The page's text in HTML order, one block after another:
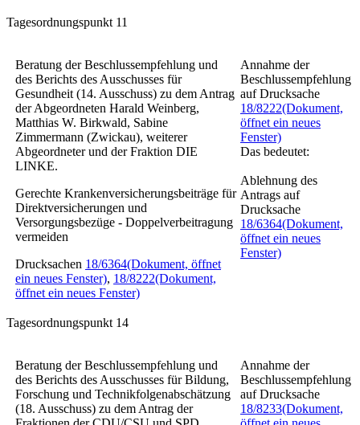
Tagesordnungspunkt 11
Beratung der Beschlussempfehlung und
des Berichts des Ausschusses für
Gesundheit (14. Ausschuss) zu dem Antrag
der Abgeordneten Harald Weinberg,
Matthias W. Birkwald, Sabine
Zimmermann (Zwickau), weiterer
Abgeordneter und der Fraktion DIE
LINKE.
Gerechte Krankenversicherungsbeiträge für
Direktversicherungen und
Versorgungsbezüge - Doppelverbeitragung
vermeiden
Drucksachen 18/6364(Dokument, öffnet
ein neues Fenster), 18/8222(Dokument,
öffnet ein neues Fenster)
Annahme der
Beschlussempfehlung
auf Drucksache
18/8222(Dokument,
öffnet ein neues
Fenster)
Das bedeutet:
Ablehnung des
Antrags auf
Drucksache
18/6364(Dokument,
öffnet ein neues
Fenster)
Tagesordnungspunkt 14
Beratung der Beschlussempfehlung und
des Berichts des Ausschusses für Bildung,
Forschung und Technikfolgenabschätzung
(18. Ausschuss) zu dem Antrag der
Annahme der
Beschlussempfehlung
auf Drucksache
18/8233(Dokument,